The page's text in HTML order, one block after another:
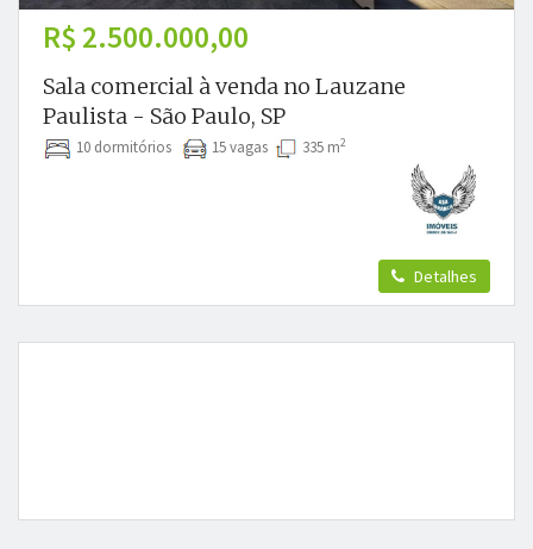
R$ 2.500.000,00
Sala comercial à venda no Lauzane
Paulista - São Paulo, SP
10 dormitórios 15 vagas 335 m2
Detalhes